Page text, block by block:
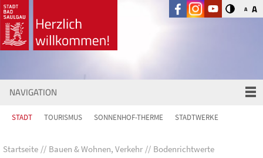
A A
NAVIGATION
STADT TOURISMUS SONNENHOF-THERME STADTWERKE
Startseite Bauen & Wohnen, Verkehr Bodenrichtwerte